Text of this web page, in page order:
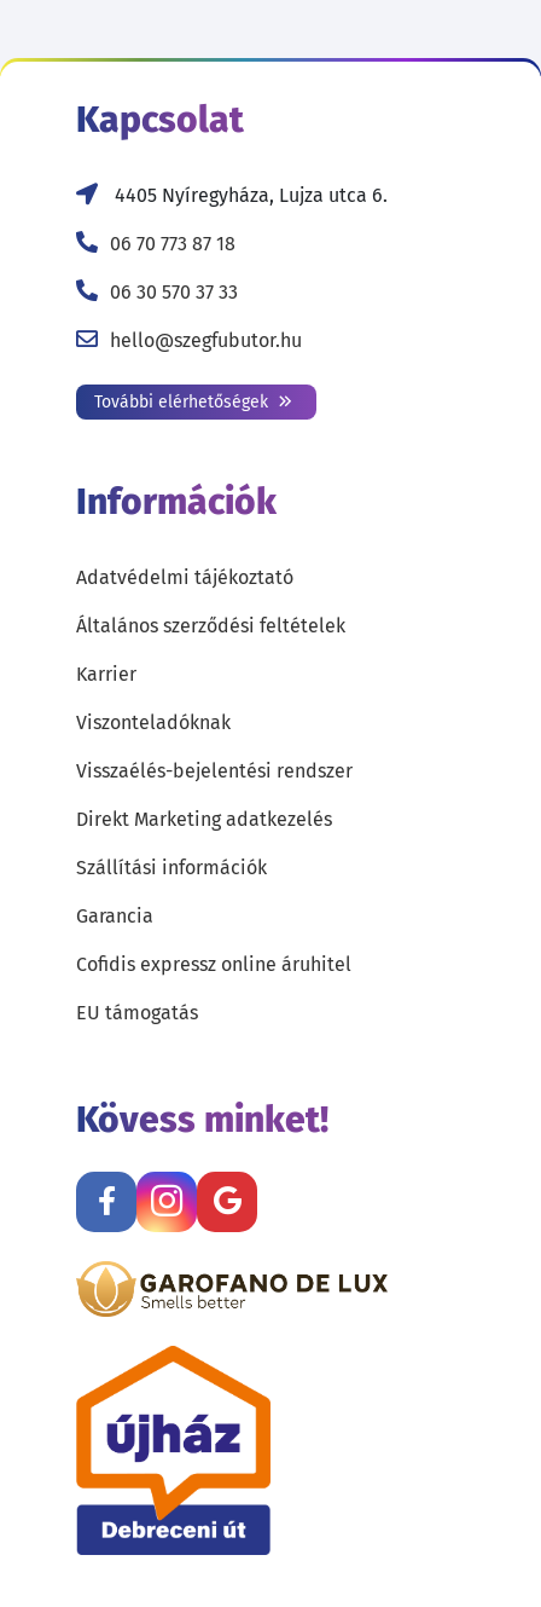
Kapcsolat
4405 Nyíregyháza, Lujza utca 6.
06 70 773 87 18
06 30 570 37 33
hello@szegfubutor.hu
További elérhetőségek
Információk
Adatvédelmi tájékoztató
Általános szerződési feltételek
Karrier
Viszonteladóknak
Visszaélés-bejelentési rendszer
Direkt Marketing adatkezelés
Szállítási információk
Garancia
Cofidis expressz online áruhitel
EU támogatás
Kövess minket!